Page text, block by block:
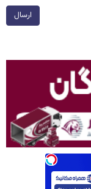
ارسال